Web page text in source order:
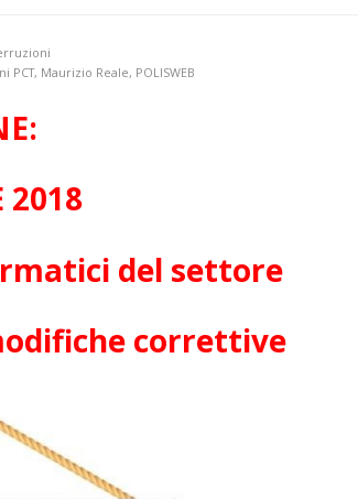
PCT, Maurizio Reale, POLISWEB
2018
del settore
correttive